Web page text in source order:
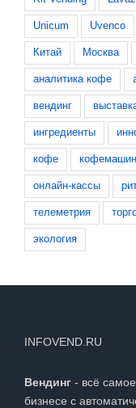
Unicum Uvenco
Китай Москва
аналитика кофе
вендинг
ингредиенты
кофе
онлайн-кассы
телеметрия
экология
INFOVEND.RU
Вендинг - всё
бизнесе с